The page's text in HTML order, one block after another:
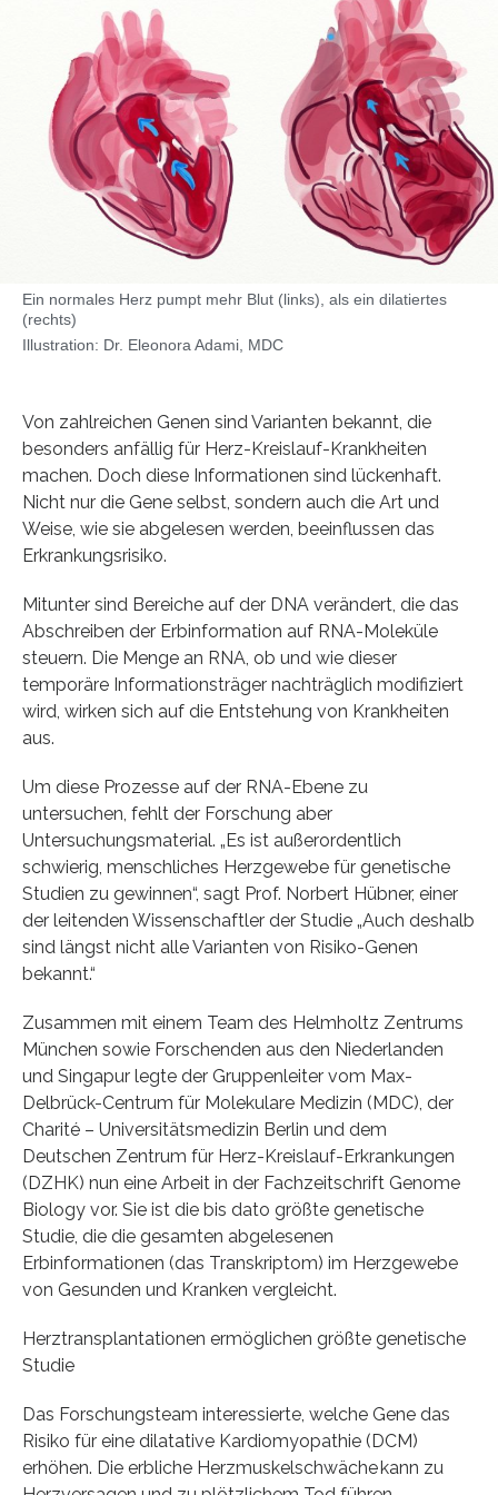
Ein normales Herz pumpt mehr Blut (links), als ein dilatiertes
(rechts)
Illustration: Dr. Eleonora Adami, MDC
Von zahlreichen Genen sind Varianten bekannt, die
besonders anfällig für Herz-Kreislauf-Krankheiten
machen. Doch diese Informationen sind lückenhaft.
Nicht nur die Gene selbst, sondern auch die Art und
Weise, wie sie abgelesen werden, beeinflussen das
Erkrankungsrisiko.
Mitunter sind Bereiche auf der DNA verändert, die das
Abschreiben der Erbinformation auf RNA-Moleküle
steuern. Die Menge an RNA, ob und wie dieser
temporäre Informationsträger nachträglich modifiziert
wird, wirken sich auf die Entstehung von Krankheiten
aus.
Um diese Prozesse auf der RNA-Ebene zu
untersuchen, fehlt der Forschung aber
Untersuchungsmaterial. „Es ist außerordentlich
schwierig, menschliches Herzgewebe für genetische
Studien zu gewinnen“, sagt Prof. Norbert Hübner, einer
der leitenden Wissenschaftler der Studie „Auch deshalb
sind längst nicht alle Varianten von Risiko-Genen
bekannt.“
Zusammen mit einem Team des Helmholtz Zentrums
München sowie Forschenden aus den Niederlanden
und Singapur legte der Gruppenleiter vom Max-
Delbrück-Centrum für Molekulare Medizin (MDC), der
Charité – Universitätsmedizin Berlin und dem
Deutschen Zentrum für Herz-Kreislauf-Erkrankungen
(DZHK) nun eine Arbeit in der Fachzeitschrift Genome
Biology vor. Sie ist die bis dato größte genetische
Studie, die die gesamten abgelesenen
Erbinformationen (das Transkriptom) im Herzgewebe
von Gesunden und Kranken vergleicht.
Herztransplantationen ermöglichen größte genetische
Studie
Das Forschungsteam interessierte, welche Gene das
Risiko für eine dilatative Kardiomyopathie (DCM)
erhöhen. Die erbliche Herzmuskelschwäche kann zu